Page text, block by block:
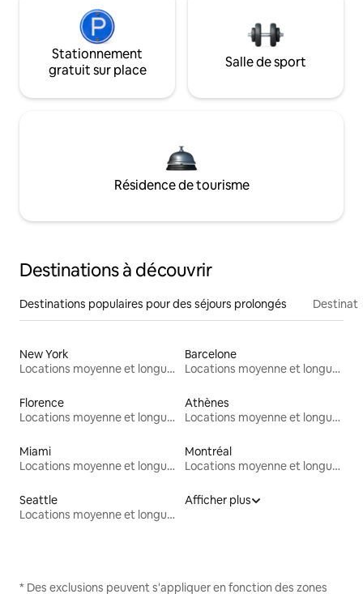
Stationnement
gratuit sur place
Salle de sport
Résidence de tourisme
Destinations à découvrir
Destinations populaires pour des séjours prolongés
New York
Locations moyenne et longue durée
Barcelone
Locations moyenne et longue durée
Florence
Locations moyenne et longue durée
Athènes
Locations moyenne et longue durée
Miami
Locations moyenne et longue durée
Montréal
Locations moyenne et longue durée
Seattle
Locations moyenne et longue durée
Afficher plus
* Des exclusions peuvent s'appliquer en fonction des zones